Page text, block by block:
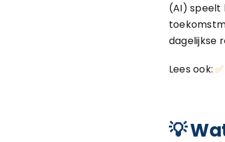
(AI) speelt
dagelijkse
Lees ook:
💡